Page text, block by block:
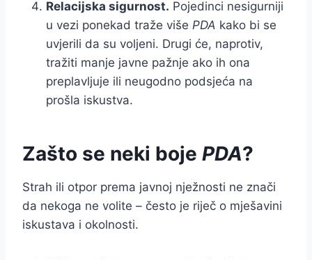
Relacijska sigurnost. Pojedinci nesigurniji
u vezi ponekad traže više PDA kako bi se
uvjerili da su voljeni. Drugi će, naprotiv,
tražiti manje javne pažnje ako ih ona
preplavljuje ili neugodno podsjeća na
prošla iskustva.
Zašto se neki boje PDA?
Strah ili otpor prema javnoj nježnosti ne znači
da nekoga ne volite – često je riječ o mješavini
iskustava i okolnosti.